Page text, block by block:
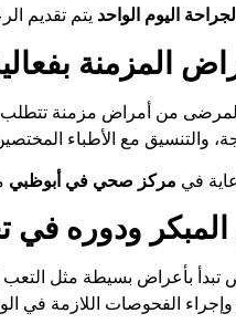
اليوم الواحد يتم تقديم
المزمنة
من أمراض مزمنة تتطلب
والتنسيق مع الأطباء
في مركز صحي في أبوظبي
ودوره في
تبدأ بأعراض بسيطة مثل
وإجراء الفحوصات اللازمة في